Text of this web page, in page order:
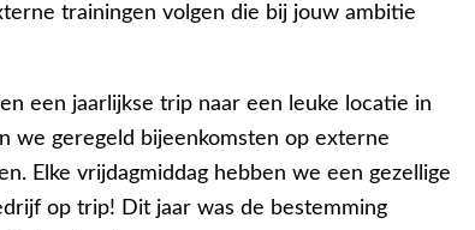
trainingen volgen die bij jouw ambitie
een jaarlijkse trip naar een leuke locatie in
we geregeld bijeenkomsten op externe
Elke vrijdagmiddag hebben we een gezellige
op trip! Dit jaar was de bestemming